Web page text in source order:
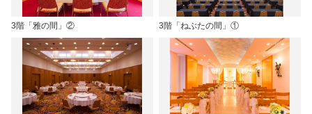
3階「雅の間」② 3階「ねぶたの間」①